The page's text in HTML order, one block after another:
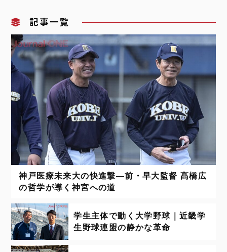
記事一覧
神戸医療未来大の快進撃―前・早大監督 髙橋広
の哲学が導く神宮への道
学生主体で動く大学野球｜近畿学
生野球連盟の静かな革命